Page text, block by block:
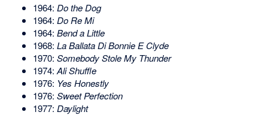
1964: Do the Dog
1964: Do Re Mi
1964: Bend a Little
1968: La Ballata Di Bonnie E Clyde
1970: Somebody Stole My Thunder
1974: Ali Shuffle
1976: Yes Honestly
1976: Sweet Perfection
1977: Daylight